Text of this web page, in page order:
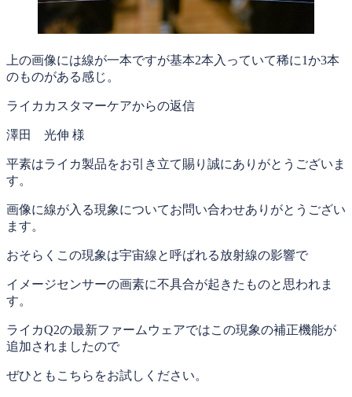
上の画像には線が一本ですが基本2本入っていて稀に1か3本
のものがある感じ。
ライカカスタマーケアからの返信
澤田 光伸 様
平素はライカ製品をお引き立て賜り誠にありがとうございま
す。
画像に線が入る現象についてお問い合わせありがとうござい
ます。
おそらくこの現象は宇宙線と呼ばれる放射線の影響で
イメージセンサーの画素に不具合が起きたものと思われま
す。
ライカQ2の最新ファームウェアではこの現象の補正機能が
追加されましたので
ぜひともこちらをお試しください。